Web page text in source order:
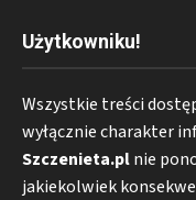
Użytkowniku!
Wszystkie treści
wyłącznie charakter
Szczenieta.plnie
jakiekolwiek